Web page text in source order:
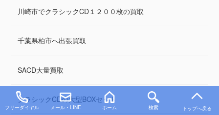
川崎市でクラシックCD１２００枚の買取
千葉県柏市へ出張買取
SACD大量買取
クラシックCDの大型BOXセット
フリーダイヤル メール・LINE ホーム 検索 トップへ戻る